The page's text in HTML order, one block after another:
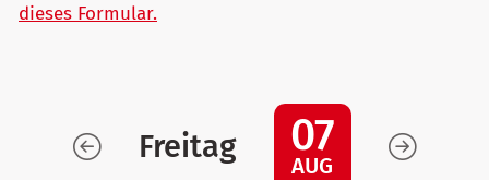
dieses Formular.
Freitag 07
AUG